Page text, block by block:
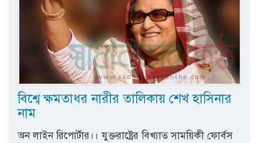
বিশ্বে ক্ষমতাধর নারীর তালিকায় শেখ হাসিনার
নাম
অন লাইন রিপোর্টার।। যুক্তরাষ্ট্রের বিখ্যাত সাময়িকী ফোর্বস